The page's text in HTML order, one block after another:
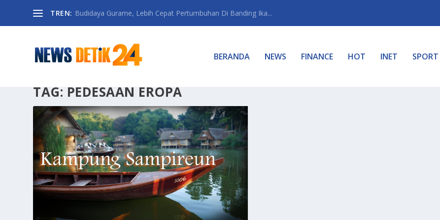
TREN: Budidaya Gurame, Lebih Cepat Pertumbuhan Di Banding Ika...
BERANDA NEWS FINANCE HOT INET SPORT
TAG: PEDESAAN EROPA